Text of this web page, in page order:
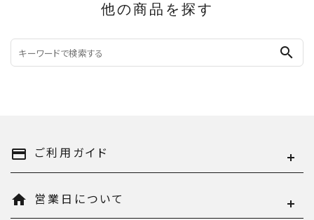
他の商品を探す
search
payment ご利用ガイド
home 営業日について